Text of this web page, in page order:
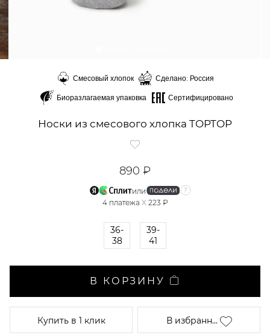
Смесовый хлопок
Сделано: Россия
Биоразлагаемая упаковка
Сертифицировано
Носки из смесового хлопка TOPTOP
890 ₽
или
4 платежа X 223 ₽
36-
38
39-
41
В КОРЗИНУ
Купитьв 1 клик В избранн...